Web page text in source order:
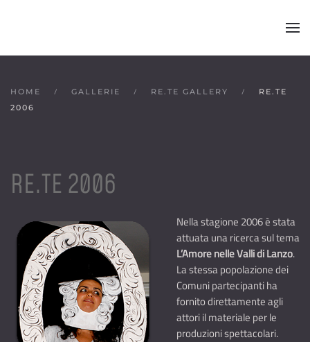
HOME GALLERIE RE.TE GALLERY
RE.TE
2006
RE.TE 2006
Nella stagione 2006 è stata
attuata una ricerca sul tema
L’Amore nelle Valli di Lanzo.
La stessa popolazione dei
Comuni partecipanti ha
fornito direttamente agli
attori il materiale per le
produzioni spettacolari.